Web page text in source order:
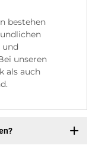
bestehen
und
unseren
als auch